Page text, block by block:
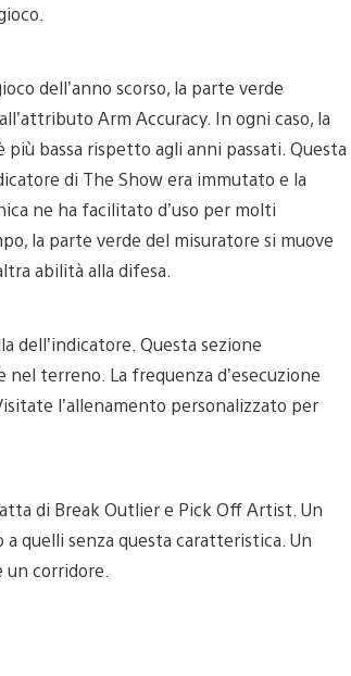
dell’anno scorso, la parte verde
Arm Accuracy. In ogni caso, la
bassa rispetto agli anni passati. Questa
di The Show era immutato e la
ne ha facilitato d’uso per molti
la parte verde del misuratore si muove
abilità alla difesa.
dell’indicatore. Questa sezione
terreno. La frequenza d’esecuzione
l’allenamento personalizzato per
di Break Outlier e Pick Off Artist. Un
quelli senza questa caratteristica. Un
corridore.